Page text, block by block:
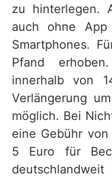
zu hinterlegen.
auch ohne
Smartphones.
Pfand
innerhalb von
Verlängerung
möglich. Bei
eine Gebühr
5 Euro für